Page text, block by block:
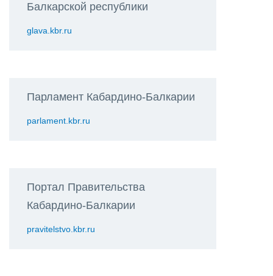
Балкарской республики
glava.kbr.ru
Парламент Кабардино-Балкарии
parlament.kbr.ru
Портал Правительства
Кабардино-Балкарии
pravitelstvo.kbr.ru